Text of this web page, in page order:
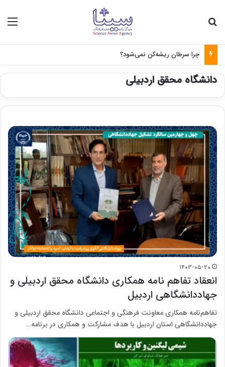
چرا سرطان ریشه‌کن نمی‌شود؟
دانشگاه محقق اردبیلی
۱۴۰۳-۰۵-۲۰
انعقاد تفاهم نامه همکاری دانشگاه محقق اردبیلی و
جهاددانشگاهی اردبیل
تفاهم‌نامه همکاری معاونت فرهنگی و اجتماعی دانشگاه محقق اردبیلی و
جهاددانشگاهی استان اردبیل با هدف مشارکت و همکاری در برنامه…